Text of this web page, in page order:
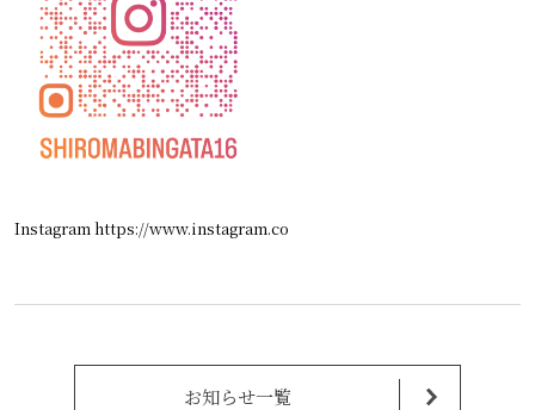
Instagram https://www.instagram.co
お知らせ一覧